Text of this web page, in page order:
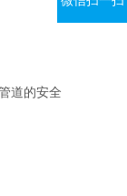
道的安全